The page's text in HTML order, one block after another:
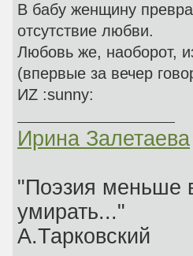
В бабу женщину
отсутствие любви.
Любовь же, наоборот,
(впервые за вечер
ИZ :sunny:
Ирина Залетаева
"Поэзия меньше
умирать..."
А.Тарковский